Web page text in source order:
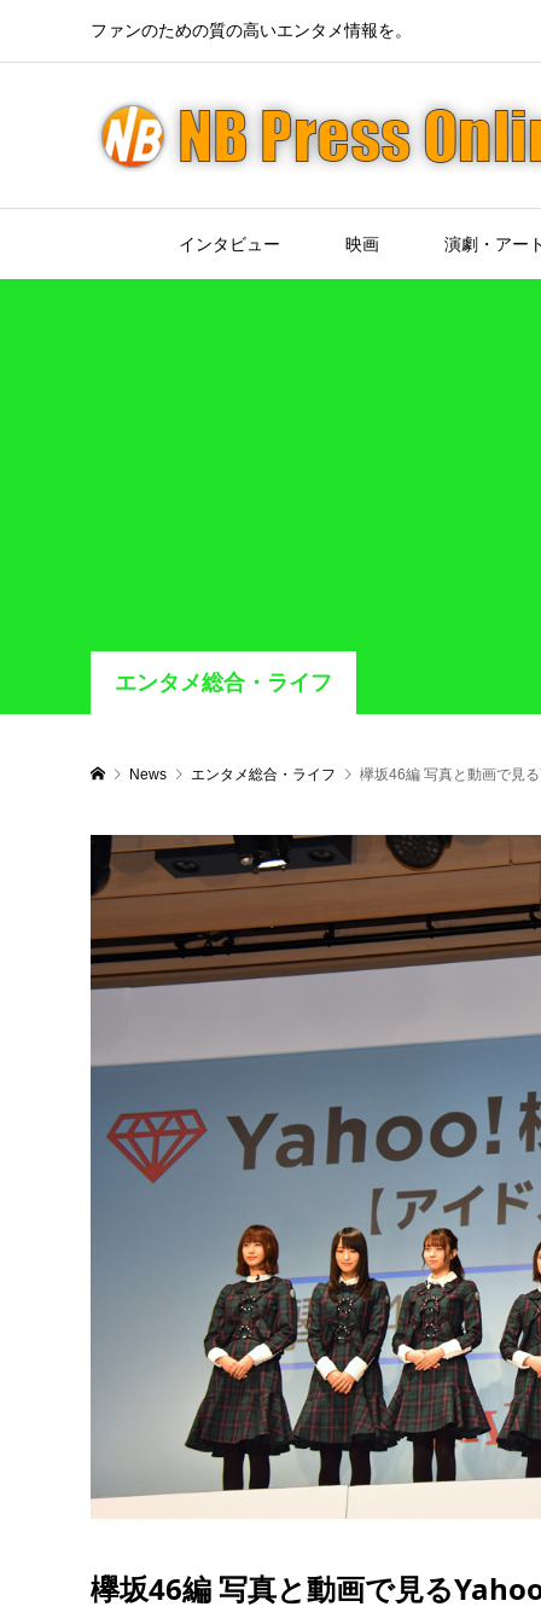
ファンのための質の高いエンタメ情報を。
インタビュー 映画 演劇・アート
エンタメ総合・ライフ
News エンタメ総合・ライフ 欅坂46編 写真と動画で見
欅坂46編 写真と動画で見る